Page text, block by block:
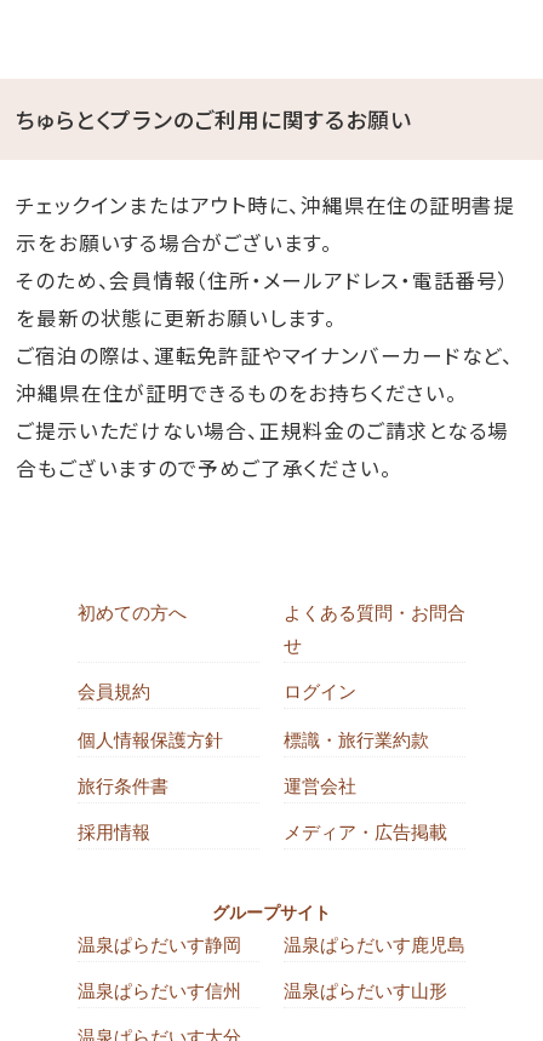
ちゅらとくプランのご利用に関するお願い
チェックインまたはアウト時に、沖縄県在住の証明書提
示をお願いする場合がございます。
そのため、会員情報（住所・メールアドレス・電話番号）
を最新の状態に更新お願いします。
ご宿泊の際は、運転免許証やマイナンバーカードなど、
沖縄県在住が証明できるものをお持ちください。
ご提示いただけない場合、正規料金のご請求となる場
合もございますので予めご了承ください。
初めての方へ
よくある質問・お問合
せ
会員規約 ログイン
個人情報保護方針 標識・旅行業約款
旅行条件書 運営会社
採用情報 メディア・広告掲載
グループサイト
温泉ぱらだいす静岡 温泉ぱらだいす鹿児島
温泉ぱらだいす信州 温泉ぱらだいす山形
温泉ぱらだいす大分